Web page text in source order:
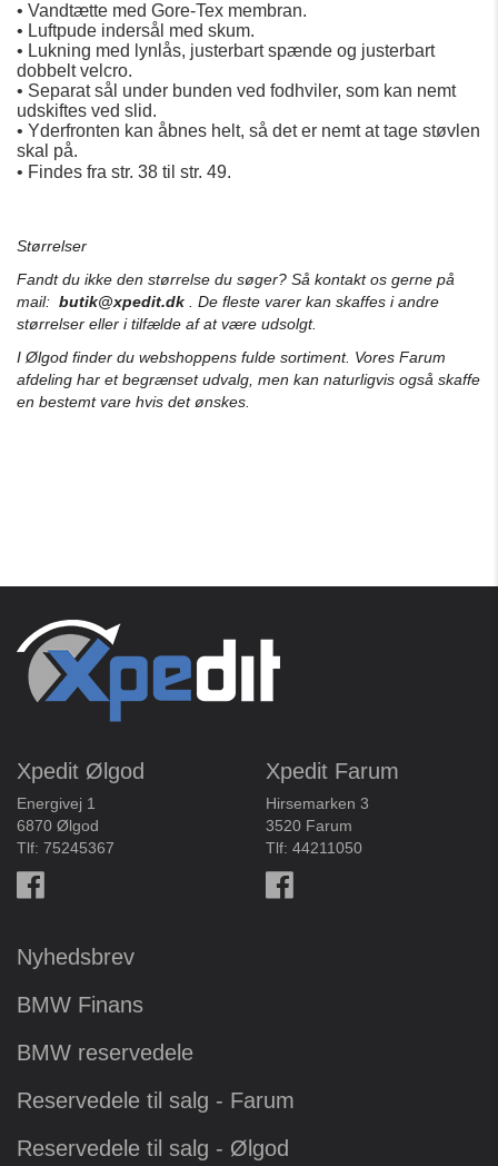
• Vandtætte med Gore-Tex membran.
• Luftpude indersål med skum.
• Lukning med lynlås, justerbart spænde og justerbart
dobbelt velcro.
• Separat sål under bunden ved fodhviler, som kan nemt
udskiftes ved slid.
• Yderfronten kan åbnes helt, så det er nemt at tage støvlen
skal på.
• Findes fra str. 38 til str. 49.
Størrelser
Fandt du ikke den størrelse du søger? Så kontakt os gerne på
mail: butik@xpedit.dk . De fleste varer kan skaffes i andre
størrelser eller i tilfælde af at være udsolgt.
I Ølgod finder du webshoppens fulde sortiment. Vores Farum
afdeling har et begrænset udvalg, men kan naturligvis også skaffe
en bestemt vare hvis det ønskes.
Xpedit Ølgod
Energivej 1
6870 Ølgod
Tlf: 75245367
Xpedit Farum
Hirsemarken 3
3520 Farum
Tlf: 44211050
Nyhedsbrev
BMW Finans
BMW reservedele
Reservedele til salg - Farum
Reservedele til salg - Ølgod